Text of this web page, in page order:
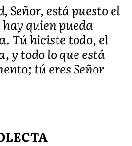
Señor, está puesto el
quien pueda
Tú hiciste todo, el
y todo lo que está
tú eres Señor